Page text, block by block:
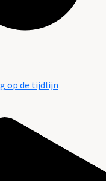
op de tijdlijn